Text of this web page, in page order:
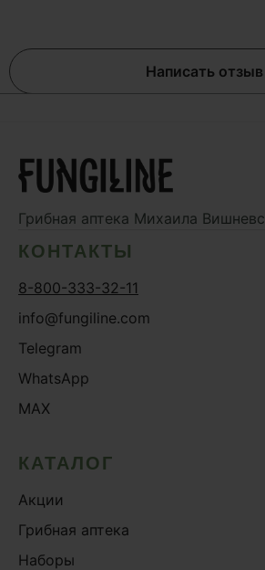
Написать отзыв
Грибная аптека Михаила
КОНТАКТЫ
8-800-333-32-11
info@fungiline.com
Telegram
WhatsApp
MAX
КАТАЛОГ
Акции
Грибная аптека
Наборы